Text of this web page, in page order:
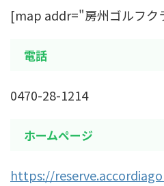
[map addr="房州ゴルフク
電話
0470-28-1214
ホームページ
https://